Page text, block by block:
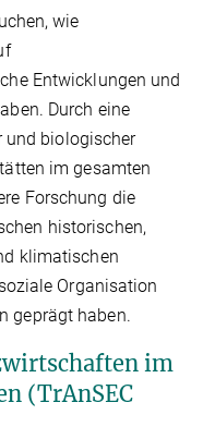
wie
Entwicklungen und
Durch eine
und biologischer
im gesamten
Forschung die
historischen,
klimatischen
Organisation
geprägt haben.
im
(TrAnSEC